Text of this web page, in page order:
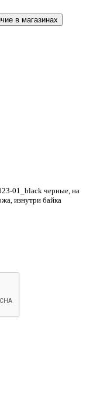
в магазинах
01_black черные, на
изнутри байка